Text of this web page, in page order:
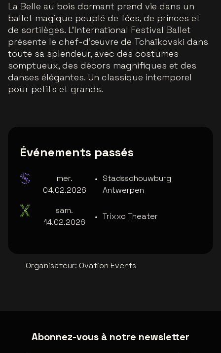
La Belle au bois dormant prend vie dans un
ballet magique peuplé de fées, de princes et
de sortilèges. L'International Festival Ballet
présente le chef-d'œuvre de Tchaïkovski dans
toute sa splendeur, avec des costumes
somptueux, des décors magnifiques et des
danses élégantes. Un classique intemporel
pour petits et grands.
Événements passés
mer.
04.02.2026
• Stadsschouwburg
Antwerpen
sam.
14.02.2026
• Trixxo Theater
Organisateur: Ovation Events
Abonnez-vous à notre newsletter